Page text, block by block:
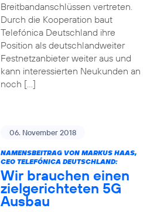
Breitbandanschlüssen vertreten.
Durch die Kooperation baut
Telefónica Deutschland ihre
Position als deutschlandweiter
Festnetzanbieter weiter aus und
kann interessierten Neukunden an
noch […]
06. November 2018
NAMENSBEITRAG VON MARKUS HAAS,
CEO TELEFÓNICA DEUTSCHLAND:
Wir brauchen einen
zielgerichteten 5G
Ausbau